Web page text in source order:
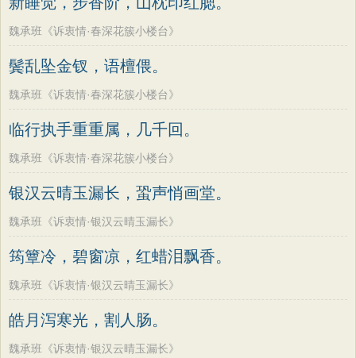
魏承班《诉衷情·春深花簇小楼台》
鬓乱坠金钗，语檀偎。
魏承班《诉衷情·春深花簇小楼台》
临行执手重重属，几千回。
魏承班《诉衷情·春深花簇小楼台》
银汉云晴玉漏长，蛩声悄画堂。
魏承班《诉衷情·银汉云晴玉漏长》
筠簟冷，碧窗凉，红蜡泪飘香。
魏承班《诉衷情·银汉云晴玉漏长》
皓月泻寒光，割人肠。
魏承班《诉衷情·银汉云晴玉漏长》